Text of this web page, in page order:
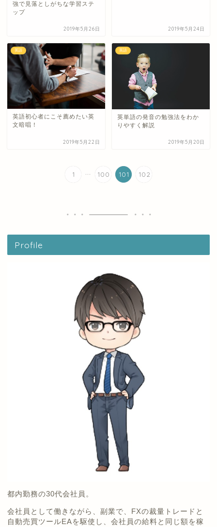
強で見落としがちな学習ステ
ップ
2019年5月26日 2019年5月24日
英語
英語初心者にこそ薦めたい英
文暗唱！
2019年5月22日
英語
英単語の発音の勉強法をわか
りやすく解説
2019年5月20日
1 ... 100 101 102
Profile
都内勤務の30代会社員。
会社員として働きながら、副業で、FXの裁量トレードと
自動売買ツールEAを駆使し、会社員の給料と同じ額を稼